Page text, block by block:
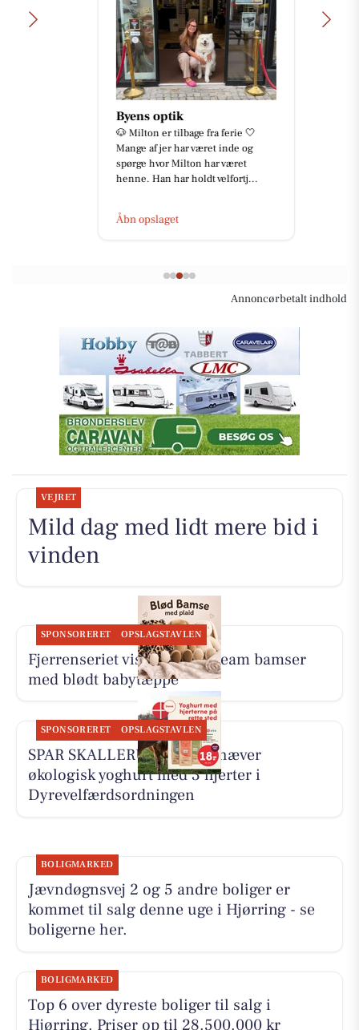
Byens optik
🐶 Milton er tilbage fra ferie 🤍
Mange af jer har været inde og
spørge hvor Milton har været
henne. Han har holdt velfortj...
Åbn opslaget
Annoncørbetalt indhold
VEJRET
Mild dag med lidt mere bid i
vinden
SPONSORERET OPSLAGSTAVLEN
Fjerrenseriet viser Dream Team bamser
med blødt babytæppe
SPONSORERET OPSLAGSTAVLEN
SPAR SKALLERUP A/S fremhæver
økologisk yoghurt med 3 hjerter i
Dyrevelfærdsordningen
BOLIGMARKED
Jævndøgnsvej 2 og 5 andre boliger er
kommet til salg denne uge i Hjørring - se
boligerne her.
BOLIGMARKED
Top 6 over dyreste boliger til salg i
Hjørring. Priser op til 28.500.000 kr